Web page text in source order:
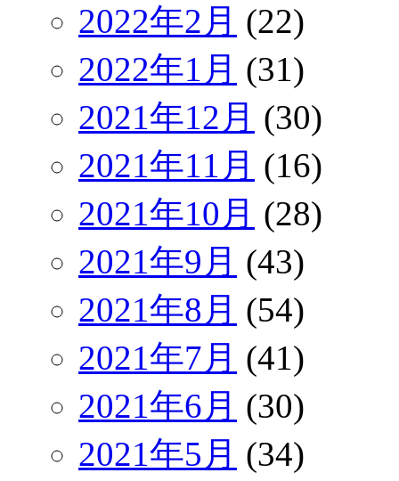
2022年2月 (22)
2022年1月 (31)
2021年12月 (30)
2021年11月 (16)
2021年10月 (28)
2021年9月 (43)
2021年8月 (54)
2021年7月 (41)
2021年6月 (30)
2021年5月 (34)